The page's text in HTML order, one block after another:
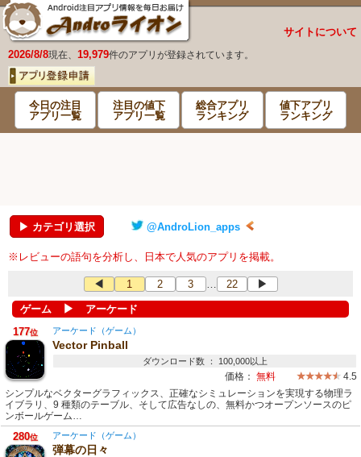
サイトについて
2026/8/8現在、 19,979件のアプリが登録されています。
今日の注目
アプリ一覧
注目の値下
アプリ一覧
総合アプリ
ランキング
値下アプリ
ランキング
▶ カテゴリ選択 @AndroLion_apps
※レビューの語句を分析し、日本で人気のアプリを掲載。
◀ 1 2 3 … 22 ▶
ゲーム ▶ アーケード
177位 アーケード（ゲーム）
Vector Pinball
ダウンロード数 ： 100,000以上
価格： 無料
4.5
シンプルなベクターグラフィックス、正確なシミュレーションを実現する物理ラ
イブラリ、9 種類のテーブル、そして広告なしの、無料かつオープンソースのピ
ンボールゲーム…
280位 アーケード（ゲーム）
弾幕の日々